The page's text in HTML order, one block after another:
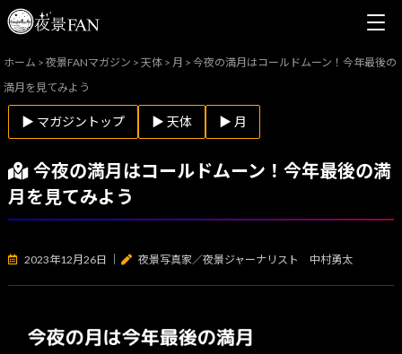
ホーム >夜景FANマガジン >天体 > 月 >今夜の満月はコールドムーン！今年最後の
満月を見てみよう
▶ マガジントップ ▶ 天体 ▶ 月
今夜の満月はコールドムーン！今年最後の満
月を見てみよう
2023年12月26日 夜景写真家／夜景ジャーナリスト 中村勇太